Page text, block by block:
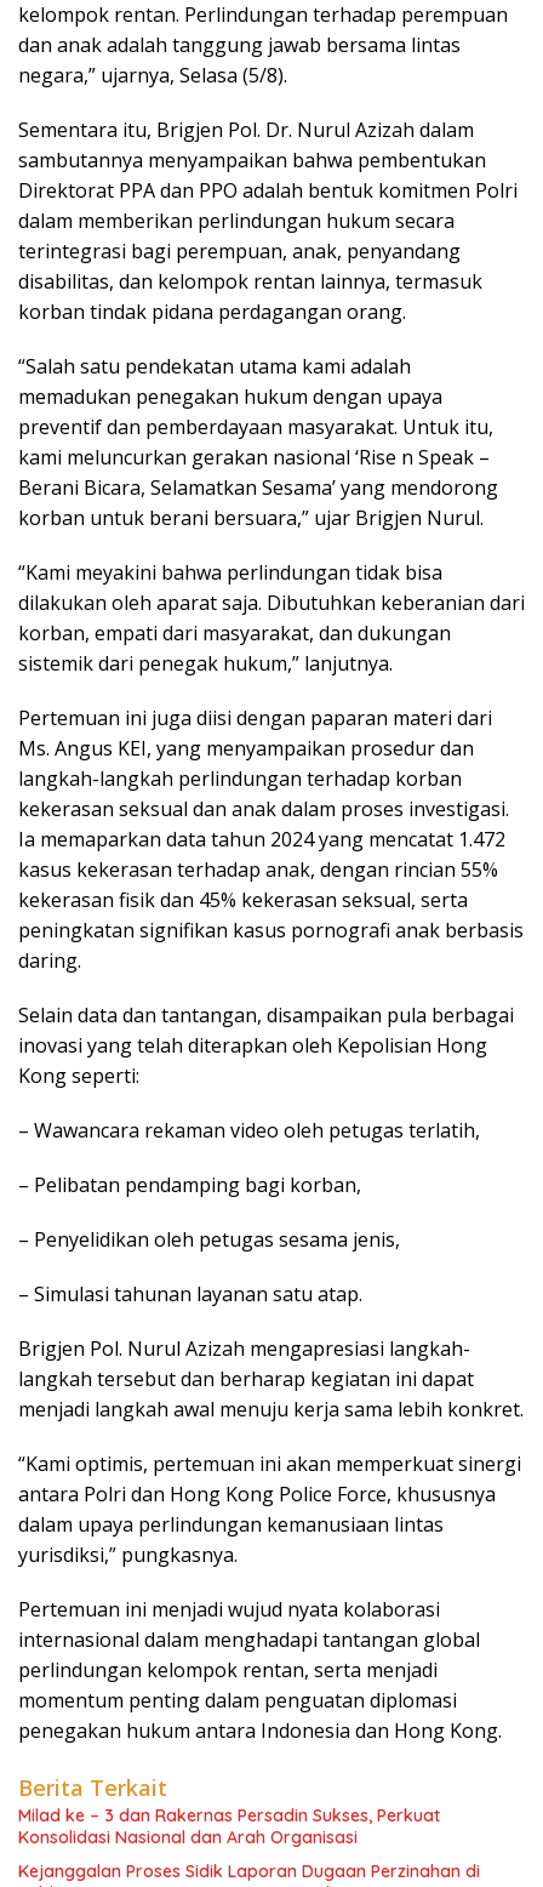
kelompok rentan. Perlindungan terhadap perempuan
dan anak adalah tanggung jawab bersama lintas
negara,” ujarnya, Selasa (5/8).
Sementara itu, Brigjen Pol. Dr. Nurul Azizah dalam
sambutannya menyampaikan bahwa pembentukan
Direktorat PPA dan PPO adalah bentuk komitmen Polri
dalam memberikan perlindungan hukum secara
terintegrasi bagi perempuan, anak, penyandang
disabilitas, dan kelompok rentan lainnya, termasuk
korban tindak pidana perdagangan orang.
“Salah satu pendekatan utama kami adalah
memadukan penegakan hukum dengan upaya
preventif dan pemberdayaan masyarakat. Untuk itu,
kami meluncurkan gerakan nasional ‘Rise n Speak –
Berani Bicara, Selamatkan Sesama’ yang mendorong
korban untuk berani bersuara,” ujar Brigjen Nurul.
“Kami meyakini bahwa perlindungan tidak bisa
dilakukan oleh aparat saja. Dibutuhkan keberanian dari
korban, empati dari masyarakat, dan dukungan
sistemik dari penegak hukum,” lanjutnya.
Pertemuan ini juga diisi dengan paparan materi dari
Ms. Angus KEI, yang menyampaikan prosedur dan
langkah-langkah perlindungan terhadap korban
kekerasan seksual dan anak dalam proses investigasi.
Ia memaparkan data tahun 2024 yang mencatat 1.472
kasus kekerasan terhadap anak, dengan rincian 55%
kekerasan fisik dan 45% kekerasan seksual, serta
peningkatan signifikan kasus pornografi anak berbasis
daring.
Selain data dan tantangan, disampaikan pula berbagai
inovasi yang telah diterapkan oleh Kepolisian Hong
Kong seperti:
– Wawancara rekaman video oleh petugas terlatih,
– Pelibatan pendamping bagi korban,
– Penyelidikan oleh petugas sesama jenis,
– Simulasi tahunan layanan satu atap.
Brigjen Pol. Nurul Azizah mengapresiasi langkah-
langkah tersebut dan berharap kegiatan ini dapat
menjadi langkah awal menuju kerja sama lebih konkret.
“Kami optimis, pertemuan ini akan memperkuat sinergi
antara Polri dan Hong Kong Police Force, khususnya
dalam upaya perlindungan kemanusiaan lintas
yurisdiksi,” pungkasnya.
Pertemuan ini menjadi wujud nyata kolaborasi
internasional dalam menghadapi tantangan global
perlindungan kelompok rentan, serta menjadi
momentum penting dalam penguatan diplomasi
penegakan hukum antara Indonesia dan Hong Kong.
Berita Terkait
Milad ke – 3 dan Rakernas Persadin Sukses, Perkuat
Konsolidasi Nasional dan Arah Organisasi
Kejanggalan Proses Sidik Laporan Dugaan Perzinahan di